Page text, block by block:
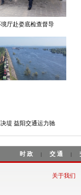
厅赴娄底检查督导
堤 益阳交通运力驰
时政 | 交通 |
关于我们